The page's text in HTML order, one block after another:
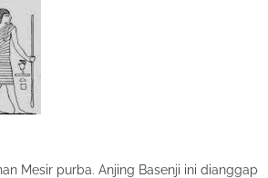
Mesir purba. Anjing Basenji ini dianggap